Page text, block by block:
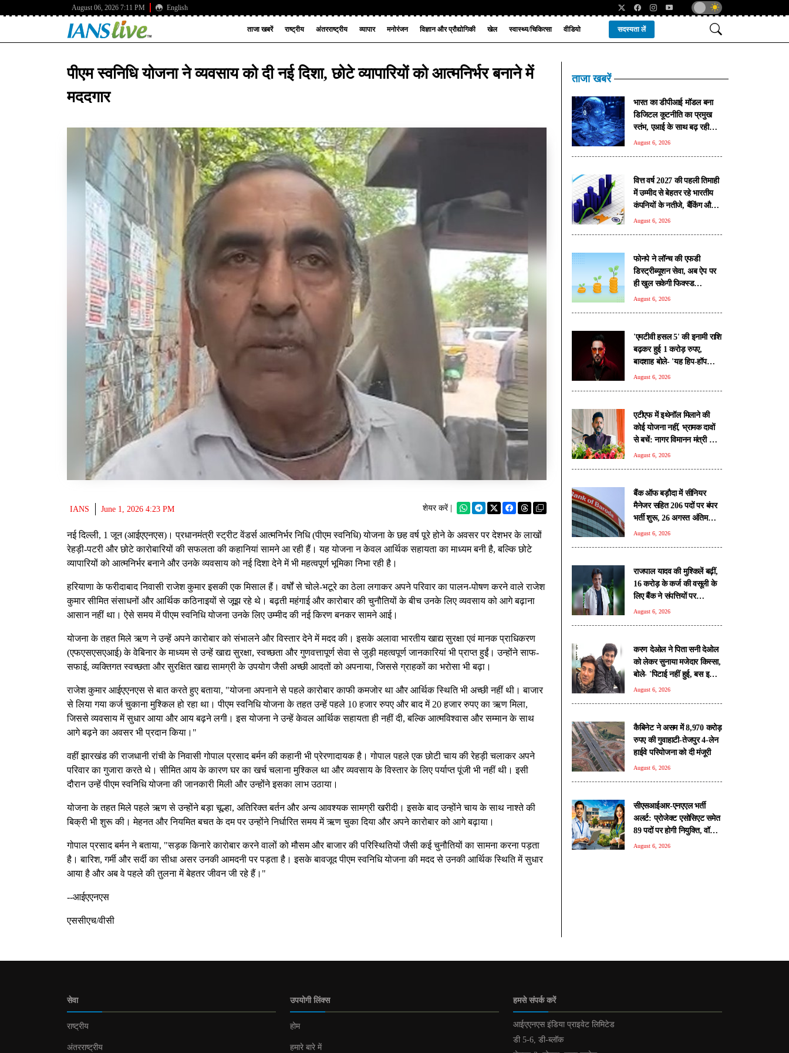
August 06, 2026 7:11 PM English
ताजा खबरें राष्ट्रीय अंतरराष्ट्रीय व्यापार मनोरंजन विज्ञान और प्रौद्योगिकी खेल स्वास्थ्य/चिकित्सा वीडियो सदस्यता लें
पीएम स्वनिधि योजना ने व्यवसाय को दी नई दिशा, छोटे व्यापारियों को आत्मनिर्भर बनाने में
मददगार
IANS June 1, 2026 4:23 PM शेयर करें |
नई दिल्ली, 1 जून (आईएएनएस)। प्रधानमंत्री स्ट्रीट वेंडर्स आत्मनिर्भर निधि (पीएम स्वनिधि) योजना के छह वर्ष पूरे होने के अवसर पर देशभर के लाखों
रेहड़ी-पटरी और छोटे कारोबारियों की सफलता की कहानियां सामने आ रही हैं। यह योजना न केवल आर्थिक सहायता का माध्यम बनी है, बल्कि छोटे
व्यापारियों को आत्मनिर्भर बनाने और उनके व्यवसाय को नई दिशा देने में भी महत्वपूर्ण भूमिका निभा रही है।
हरियाणा के फरीदाबाद निवासी राजेश कुमार इसकी एक मिसाल हैं। वर्षों से चोले-भटूरे का ठेला लगाकर अपने परिवार का पालन-पोषण करने वाले राजेश
कुमार सीमित संसाधनों और आर्थिक कठिनाइयों से जूझ रहे थे। बढ़ती महंगाई और कारोबार की चुनौतियों के बीच उनके लिए व्यवसाय को आगे बढ़ाना
आसान नहीं था। ऐसे समय में पीएम स्वनिधि योजना उनके लिए उम्मीद की नई किरण बनकर सामने आई।
योजना के तहत मिले ऋण ने उन्हें अपने कारोबार को संभालने और विस्तार देने में मदद की। इसके अलावा भारतीय खाद्य सुरक्षा एवं मानक प्राधिकरण
(एफएसएसएआई) के वेबिनार के माध्यम से उन्हें खाद्य सुरक्षा, स्वच्छता और गुणवत्तापूर्ण सेवा से जुड़ी महत्वपूर्ण जानकारियां भी प्राप्त हुईं। उन्होंने साफ-
सफाई, व्यक्तिगत स्वच्छता और सुरक्षित खाद्य सामग्री के उपयोग जैसी अच्छी आदतों को अपनाया, जिससे ग्राहकों का भरोसा भी बढ़ा।
राजेश कुमार आईएएनएस से बात करते हुए बताया, "योजना अपनाने से पहले कारोबार काफी कमजोर था और आर्थिक स्थिति भी अच्छी नहीं थी। बाजार
से लिया गया कर्ज चुकाना मुश्किल हो रहा था। पीएम स्वनिधि योजना के तहत उन्हें पहले 10 हजार रुपए और बाद में 20 हजार रुपए का ऋण मिला,
जिससे व्यवसाय में सुधार आया और आय बढ़ने लगी। इस योजना ने उन्हें केवल आर्थिक सहायता ही नहीं दी, बल्कि आत्मविश्वास और सम्मान के साथ
आगे बढ़ने का अवसर भी प्रदान किया।"
वहीं झारखंड की राजधानी रांची के निवासी गोपाल प्रसाद बर्मन की कहानी भी प्रेरणादायक है। गोपाल पहले एक छोटी चाय की रेहड़ी चलाकर अपने
परिवार का गुजारा करते थे। सीमित आय के कारण घर का खर्च चलाना मुश्किल था और व्यवसाय के विस्तार के लिए पर्याप्त पूंजी भी नहीं थी। इसी
दौरान उन्हें पीएम स्वनिधि योजना की जानकारी मिली और उन्होंने इसका लाभ उठाया।
योजना के तहत मिले पहले ऋण से उन्होंने बड़ा चूल्हा, अतिरिक्त बर्तन और अन्य आवश्यक सामग्री खरीदी। इसके बाद उन्होंने चाय के साथ नाश्ते की
बिक्री भी शुरू की। मेहनत और नियमित बचत के दम पर उन्होंने निर्धारित समय में ऋण चुका दिया और अपने कारोबार को आगे बढ़ाया।
गोपाल प्रसाद बर्मन ने बताया, "सड़क किनारे कारोबार करने वालों को मौसम और बाजार की परिस्थितियों जैसी कई चुनौतियों का सामना करना पड़ता
है। बारिश, गर्मी और सर्दी का सीधा असर उनकी आमदनी पर पड़ता है। इसके बावजूद पीएम स्वनिधि योजना की मदद से उनकी आर्थिक स्थिति में सुधार
आया है और अब वे पहले की तुलना में बेहतर जीवन जी रहे हैं।"
--आईएएनएस
एससीएच/वीसी
ताजा खबरें
भारत का डीपीआई मॉडल बना
डिजिटल कूटनीति का प्रमुख
स्तंभ, एआई के साथ बढ़ रही
वैश्विक पहुंच: रिपोर्ट
August 6, 2026
वित्त वर्ष 2027 की पहली तिमाही
में उम्मीद से बेहतर रहे भारतीय
कंपनियों के नतीजे, बैंकिंग और
मेटल सेक्टर ने दिखाई मजबूत
August 6, 2026
फोनपे ने लॉन्च की एफडी
डिस्ट्रीब्यूशन सेवा, अब ऐप पर
ही खुल सकेगी फिक्स्ड
डिपॉजिट; 100 रुपए से शुरू
August 6, 2026
'एमटीवी हसल 5' की इनामी राशि
बढ़कर हुई 1 करोड़ रुपए,
बादशाह बोले- 'यह हिप-हॉप
कल्चर की तरक्की का सबूत'
August 6, 2026
एटीएफ में इथेनॉल मिलाने की
कोई योजना नहीं, भ्रामक दावों
से बचें: नागर विमानन मंत्री राम
मोहन नायडू
August 6, 2026
बैंक ऑफ बड़ौदा में सीनियर
मैनेजर सहित 206 पदों पर बंपर
भर्ती शुरू, 26 अगस्त अंतिम
तिथि
August 6, 2026
राजपाल यादव की मुश्किलें बढ़ीं,
16 करोड़ के कर्ज की वसूली के
लिए बैंक ने संपत्तियों पर
चिपकाया नोटिस
August 6, 2026
करण देओल ने पिता सनी देओल
को लेकर सुनाया मजेदार किस्सा,
बोले- 'पिटाई नहीं हुई, बस इशारा
ही काफी था'
August 6, 2026
कैबिनेट ने असम में 8,970 करोड़
रुपए की गुवाहाटी-तेजपुर 4-लेन
हाईवे परियोजना को दी मंजूरी
August 6, 2026
सीएसआईआर-एनएएल भर्ती
अलर्ट: प्रोजेक्ट एसोसिएट समेत
89 पदों पर होगी नियुक्ति, वॉक-
इन इंटरव्यू 10 अगस्त से
August 6, 2026
सेवा
राष्ट्रीय
अंतरराष्ट्रीय
उपयोगी लिंक्स
होम
हमारे बारे में
हमसे संपर्क करें
आईएएनएस इंडिया प्राइवेट लिमिटेड
डी 5-6, डी-ब्लॉक